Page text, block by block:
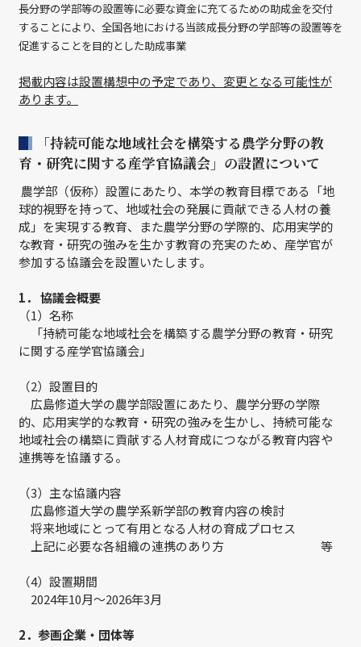
長分野の学部等の設置等に必要な資金に充てるための助成金を交付
することにより、全国各地における当該成長分野の学部等の設置等を
促進することを目的とした助成事業
掲載内容は設置構想中の予定であり、変更となる可能性が
あります。
「持続可能な地域社会を構築する農学分野の教
育・研究に関する産学官協議会」の設置について
農学部（仮称）設置にあたり、本学の教育目標である「地
球的視野を持って、地域社会の発展に貢献できる人材の養
成」を実現する教育、また農学分野の学際的、応用実学的
な教育・研究の強みを生かす教育の充実のため、産学官が
参加する協議会を設置いたします。
1． 協議会概要
（1）名称
「持続可能な地域社会を構築する農学分野の教育・研究
に関する産学官協議会」
（2）設置目的
広島修道大学の農学部設置にあたり、農学分野の学際
的、応用実学的な教育・研究の強みを生かし、持続可能な
地域社会の構築に貢献する人材育成につながる教育内容や
連携等を協議する。
（3）主な協議内容
広島修道大学の農学系新学部の教育内容の検討
将来地域にとって有用となる人材の育成プロセス
上記に必要な各組織の連携のあり方 等
（4）設置期間
2024年10月～2026年3月
2．参画企業・団体等